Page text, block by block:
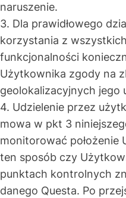
naruszenie.
3. Dla prawidłowego
korzystania z
funkcjonalności
Użytkownika zgody na
geolokalizacyjnych jego
4. Udzielenie przez
mowa w pkt 3
monitorować położenie
ten sposób czy
punktach kontrolnych
danego Questa. Po